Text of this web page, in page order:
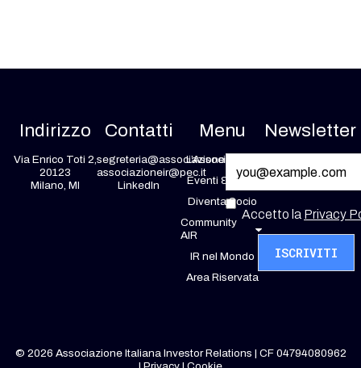
Indirizzo
Via Enrico Toti 2,
20123
Milano, MI
Contatti
segreteria@associazioneir.it
associazioneir@pec.it
LinkedIn
Menu
L’Associazione
Eventi & News
Diventa Socio
Community
AIR
IR nel Mondo
Area Riservata
Newsletter
Accetto la Privacy
© 2026 Associazione Italiana Investor Relations | CF 04794080962